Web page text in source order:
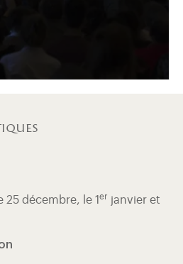
25 décembre, le 1 er janvier et